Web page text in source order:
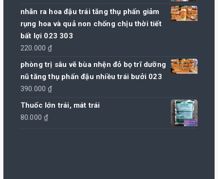
nhãn ra hoa đậu trái tăng thụ phấn giảm
rụng hoa và quả non chống chịu thời tiết
bất lợi 023 303
220.000₫
phòng trị sâu vẽ bùa nhện đỏ bọ trĩ dưỡng
nũ tăng thụ phấn đậu nhiều trái bưởi 023
390.000₫
Thuốc lớn trái, mát trái
80.000₫